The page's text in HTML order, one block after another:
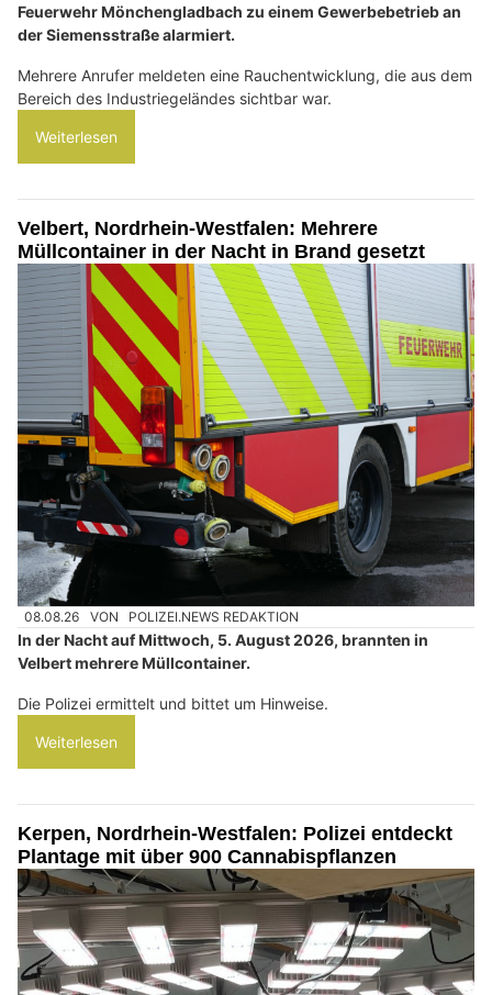
Feuerwehr Mönchengladbach zu einem Gewerbebetrieb an
der Siemensstraße alarmiert.
Mehrere Anrufer meldeten eine Rauchentwicklung, die aus dem
Bereich des Industriegeländes sichtbar war.
Weiterlesen
Velbert, Nordrhein-Westfalen: Mehrere
Müllcontainer in der Nacht in Brand gesetzt
08.08.26 VON POLIZEI.NEWS REDAKTION
In der Nacht auf Mittwoch, 5. August 2026, brannten in
Velbert mehrere Müllcontainer.
Die Polizei ermittelt und bittet um Hinweise.
Weiterlesen
Kerpen, Nordrhein-Westfalen: Polizei entdeckt
Plantage mit über 900 Cannabispflanzen